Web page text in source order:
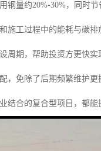
量约20%-30%，同时节
工过程中的能耗与碳排
周期，帮助投资方更快实
，免除了后期频繁维护更
合的复合型项目，都能